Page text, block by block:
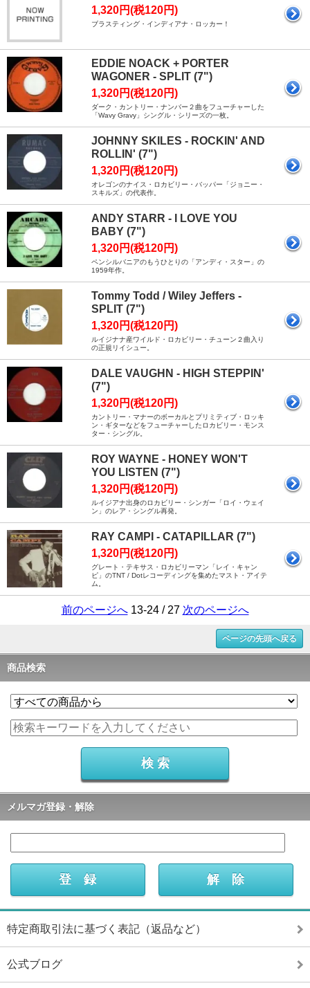
1,320円(税120円)
ブラスティング・インディアナ・ロッカー！
EDDIE NOACK + PORTER
WAGONER - SPLIT (7")
1,320円(税120円)
ダーク・カントリー・ナンバー２曲をフューチャーした
「Wavy Gravy」シングル・シリーズの一枚。
JOHNNY SKILES - ROCKIN' AND
ROLLIN' (7")
1,320円(税120円)
オレゴンのナイス・ロカビリー・バッパー「ジョニー・
スキルズ」の代表作。
ANDY STARR - I LOVE YOU
BABY (7")
1,320円(税120円)
ペンシルバニアのもうひとりの「アンディ・スター」の
1959年作。
Tommy Todd / Wiley Jeffers -
SPLIT (7")
1,320円(税120円)
ルイジナナ産ワイルド・ロカビリー・チューン２曲入り
の正規リイシュー。
DALE VAUGHN - HIGH STEPPIN'
(7")
1,320円(税120円)
カントリー・マナーのボーカルとプリミティブ・ロッキ
ン・ギターなどをフューチャーしたロカビリー・モンス
ター・シングル。
ROY WAYNE - HONEY WON'T
YOU LISTEN (7")
1,320円(税120円)
ルイジアナ出身のロカビリー・シンガー「ロイ・ウェイ
ン」のレア・シングル再発。
RAY CAMPI - CATAPILLAR (7")
1,320円(税120円)
グレート・テキサス・ロカビリーマン「レイ・キャン
ピ」のTNT / Dotレコーディングを集めたマスト・アイテ
ム。
前のページへ13-24 / 27 次のページへ
ページの先頭へ戻る
商品検索
メルマガ登録・解除
特定商取引法に基づく表記（返品など）
公式ブログ